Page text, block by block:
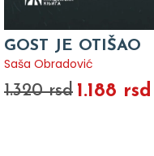
GOST JE OTIŠAO
Saša Obradović
1.320 rsd 1.188 rsd